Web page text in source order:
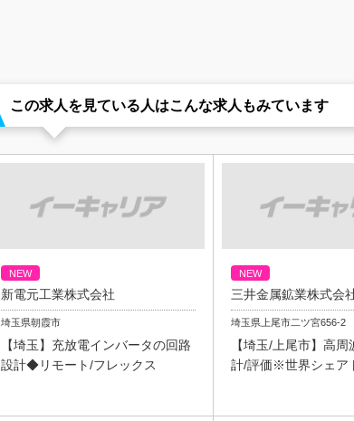
この求人を見ている人はこんな求人もみています
NEW
新電元工業株式会社
埼玉県朝霞市
【埼玉】充放電インバータの回路
設計◆リモート/フレックス
NEW
三井金属鉱業株式会
埼玉県上尾市二ツ宮656-2
【埼玉/上尾市】高周
計/評価※世界シェア